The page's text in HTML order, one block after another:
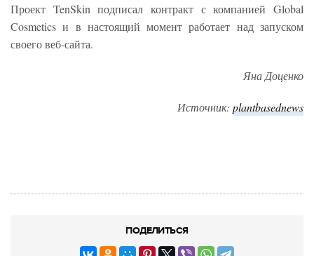
Проект TenSkin подписал контракт с компанией Global
Cosmetics и в настоящий момент работает над запуском
своего веб-сайта.
Яна Доценко
Источник: plantbasednews
ПОДЕЛИТЬСЯ